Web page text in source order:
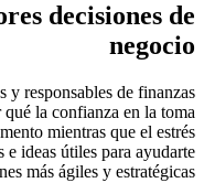
decisiones de
negocio
y responsables de finanzas
la confianza en la toma
mientras que el estrés
e ideas útiles para ayudarte
más ágiles y estratégicas.